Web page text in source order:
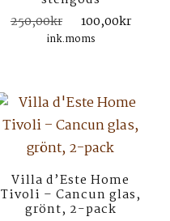
250,00kr
Det
ursprungliga
100,00kr
ink.moms
Villa d’Este Home
Tivoli – Cancun glas,
grönt, 2-pack